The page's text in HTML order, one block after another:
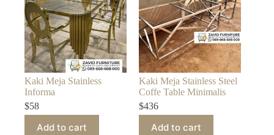
Kaki Meja Stainless
Informa
$58
Add to cart
Kaki Meja Stainless Steel
Coffe Table Minimalis
$436
Add to cart